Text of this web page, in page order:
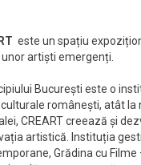
este un spațiu
artiști emergenți.
București este o
românești, atât la
CREART creează și
artistică. Instituția
Grădina cu